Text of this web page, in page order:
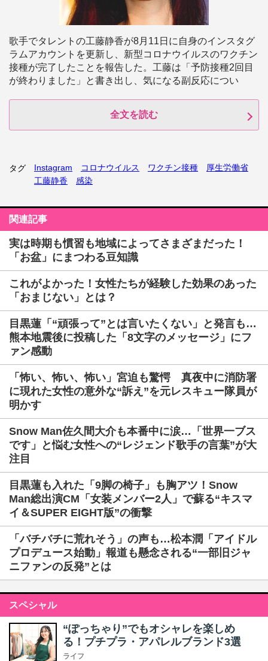
歌手でタレントの工藤静香が8月11日に自身のインスタグ
ラムアカウントを更新し、新型コロナウイルスのワクチン
接種が完了したことを報告した。工藤は「予防接種2回目
が終わりました」と書き出し、気になる副反応につい
全文を読む
タグ Instagram コロナウイルス ワクチン接種
厚生労働省
工藤静香
感染
関連記事
実は時期も慣習も地域によってさまざまだった！
「お盆」にまつわる豆知識
これがよかった！女性たちが経験した効果のあった
「おまじない」とは？
目黒蓮「“頑張って”とは言いたくない」と発言も…
熊本地震後に投稿した「8文字のメッセージ」にフ
ァン感動
「怖い、怖い、怖い」宮迫も驚愕 真夜中に消防署
に現れた女性の意外な“訴え”を元レスキュー隊員が
明かす
Snow Man佐久間大介も本番中に涙…「世界一ブス
です」と悩む女性への“レジェンド歌手の言葉”が大
注目
目黒蓮も入れた「9脚の椅子」も胸アツ！Snow
Man総出演CM「女装メンバー2人」で蘇る“キスマ
イ＆SUPER EIGHT版”の衝撃
「バチバチに荒れそう」の声も…松本潤「アイドル
プロデュース始動」報道も懸念される“一部旧ジャ
ニファンの反発”とは
スペシャル
“ぽっちゃり”でもオシャレを楽しめ
る！プチプラ・アパレルブランド3選
ライフ